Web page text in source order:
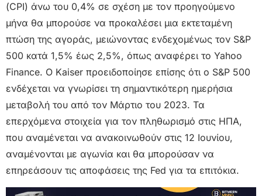
(CPI) άνω του 0,4% σε σχέση με τον προηγούμενο
μήνα θα μπορούσε να προκαλέσει μια εκτεταμένη
πτώση της αγοράς, μειώνοντας ενδεχομένως τον S&P
500 κατά 1,5% έως 2,5%, όπως αναφέρει το Yahoo
Finance. Ο Kaiser προειδοποίησε επίσης ότι ο S&P 500
ενδέχεται να γνωρίσει τη σημαντικότερη ημερήσια
μεταβολή του από τον Μάρτιο του 2023. Τα
επερχόμενα στοιχεία για τον πληθωρισμό στις ΗΠΑ,
που αναμένεται να ανακοινωθούν στις 12 Ιουνίου,
αναμένονται με αγωνία και θα μπορούσαν να
επηρεάσουν τις αποφάσεις της Fed για τα επιτόκια.